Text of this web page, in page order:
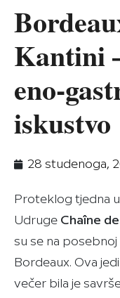
Kantini
eno-
iskustvo
28 studenoga,
Proteklog tjedna u
Udruge Chaîne
su se na
Bordeaux. Ova
večer bila je